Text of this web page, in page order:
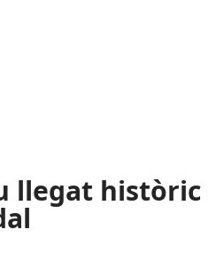
llegat històric